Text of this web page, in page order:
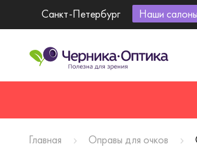
Санкт-Петербург Наши салоны
Главная Оправы для очков